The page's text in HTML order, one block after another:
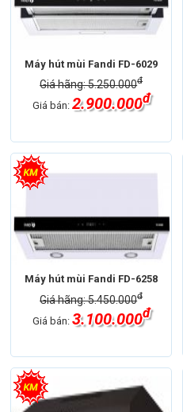
Máy hút mùi Fandi FD-6029
Giá hãng: 5.250.000đ
Giá bán: 2.900.000đ
Máy hút mùi Fandi FD-6258
Giá hãng: 5.450.000đ
Giá bán: 3.100.000đ